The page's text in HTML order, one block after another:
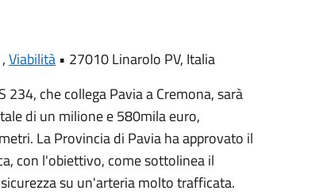
,Viabilità • 27010 Linarolo PV, Italia
che collega Pavia a Cremona, sarà
di un milione e 580mila euro,
La Provincia di Pavia ha approvato il
con l'obiettivo, come sottolinea il
su un'arteria molto trafficata.